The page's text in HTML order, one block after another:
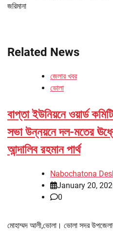
জরিমানা
Related News
জেলার খবর
ভোলা
বাপ্তা ইউনিয়নে ওয়ার্ড
সভা উন্নয়নে দল-মতের
আন্দালিব রহমান পার্থ
Nabochatona
January 20,
0
মোহাম্মদ আলী,ভোলা। ভোলা সদর